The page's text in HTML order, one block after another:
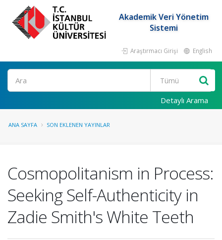
Akademik Veri Yönetim
Sistemi
Araştırmacı Girişi English
Ara
Detaylı Arama
ANA SAYFA SON EKLENEN YAYINLAR
Cosmopolitanism in Process:
Seeking Self-Authenticity in
Zadie Smith's White Teeth